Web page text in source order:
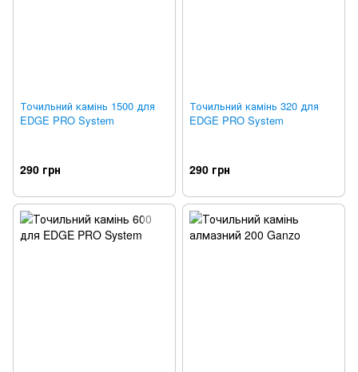
Точильний камінь 1500 для
EDGE PRO System
290 грн
Точильний камінь 320 для
EDGE PRO System
290 грн